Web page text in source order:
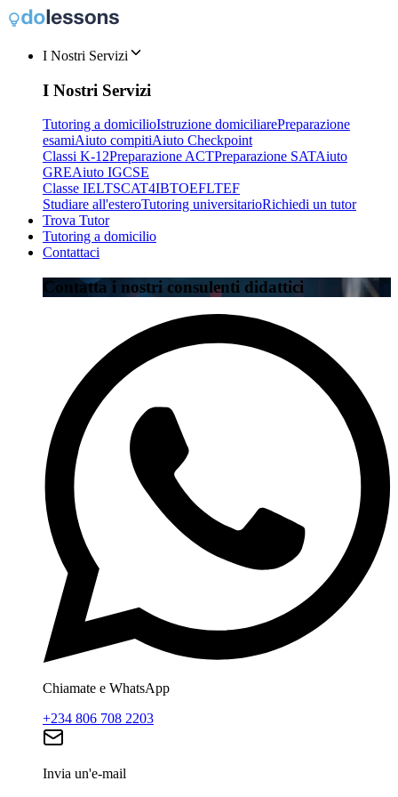
I Nostri Servizi
I Nostri Servizi
Tutoring a domicilioIstruzione domiciliarePreparazione
esamiAiuto compitiAiuto Checkpoint
Classi K-12Preparazione ACTPreparazione SATAiuto
GREAiuto IGCSE
Classe IELTSCAT4IBTOEFLTEF
Studiare all'esteroTutoring universitarioRichiedi un tutor
Trova Tutor
Tutoring a domicilio
Contattaci
Contatta i nostri consulenti didattici
Chiamate e WhatsApp
+234 806 708 2203
Invia un'e-mail